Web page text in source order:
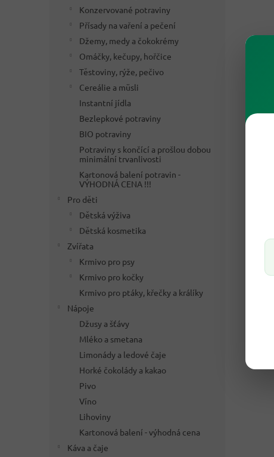
Konzervované potraviny
Přísady na vaření a pečení
Džemy, medy a čokokrémy
Omáčky, kečupy, hořčice
Těstoviny, rýže, pečivo
Cereálie a müsli
Instantní jídla
Bezlepkové potraviny
BIO potraviny
Potraviny s končící a prošlou dobou
minimální trvanlivosti
Kartonová balení potravin -
VÝHODNÁ CENA !!!
Pro děti
Dětská výživa
Dětská kosmetika
Zvířata
Krmivo pro psy
Krmivo pro kočky
Krmivo pro ptáky, křečky a králíky
Nápoje
Džusy a šťávy
Mléko a smetana
Limonády a ledové čaje
Horké čokolády a kakao
Pivo
Víno
Lihoviny
Kartonová balení - výhodná cena
Káva a čaje